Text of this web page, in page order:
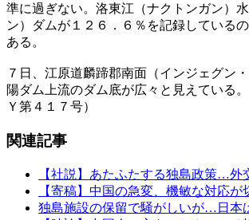
準に過ぎない。洛東江（ナクトンガン）
ン）ダムが１２６．６％を記録している
ある。
７日、江原道麟蹄郡南面（インジェグン
陽ダム上流のダム底が広々と見えている
Ｙ第４１７号）
関連記事
【社説】あたふたする独島政策…外
【寄稿】中国の急変、機敏な対応が
独島施設の保留で騒がしいが…日本